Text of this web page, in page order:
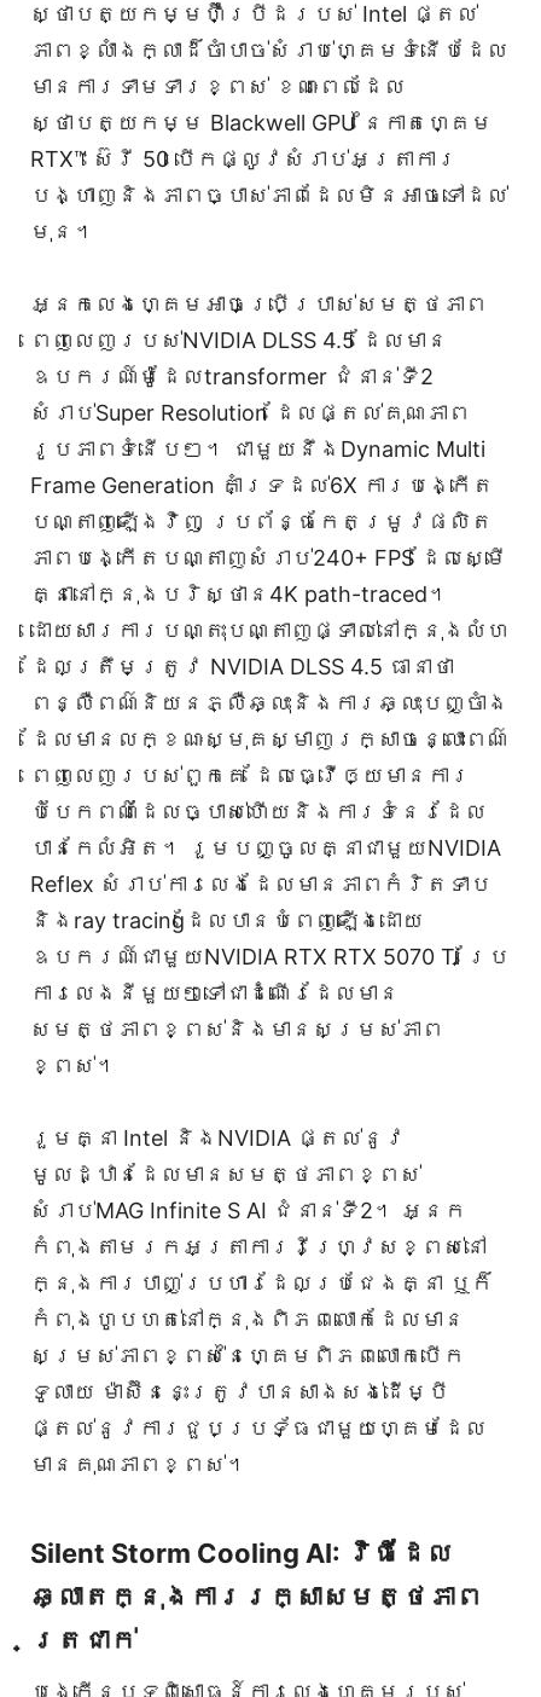
ស្ថាបត្យកម្មហ៊ឺប្រីដរបស់ Intel ផ្តល់
ភាពខ្លាំងក្លាដ៏ចាំបាច់សំរាប់ហ្គេមទំនើបដែល
មានការទាមទារខ្ពស់ ខណៈពេលដែល
ស្ថាបត្យកម្ម Blackwell GPU នៃកាតហ្គេម
RTX™ ស៊េរី 50 បើកផ្លូវសំរាប់អត្រាការ
បង្ហាញនិងភាពច្បាស់ភាពដែលមិនអាចទៅដល់
មុន។
អ្នកលេងហ្គេមអាចប្រើប្រាស់សមត្ថភាព
ពេញលេញរបស់NVIDIA DLSS 4.5 ដែលមាន
ឧបករណ៍ម៉ូដែលtransformer ជំនាន់ទី2
សំរាប់Super Resolution ដែលផ្តល់គុណភាព
រូបភាពទំនើបៗ។ ជាមួយនឹងDynamic Multi
Frame Generation គាំទ្រដល់6X ការបង្កើត
បណ្តាញឡើងវិញ ប្រព័ន្ធកែតម្រូវផលិត
ភាពបង្កើតបណ្តាញសំរាប់240+ FPS ដែលស្មើ
គ្នានៅក្នុងបរិស្ថាន4K path-traced។
ដោយសារការបណ្តុះបណ្តាញផ្ទាល់នៅក្នុងលំហ
ដែលត្រឹមត្រូវ NVIDIA DLSS 4.5 ធានាថា
ពន្លឺពណ៌និយនភ្លឺឆ្លុះនិងការឆ្លុះបញ្ចាំង
ដែលមានលក្ខណៈស្មុគស្មាញរក្សាចន្លោះពណ៌
ពេញលេញរបស់ពួកគេ ដែលធ្វើឲ្យមានការ
បំបែកពណ៌ដែលច្បាស់ហើយនិងការទំនេរដែល
បានកែលំអិត។ រួមបញ្ចូលគ្នាជាមួយNVIDIA
Reflex សំរាប់ការលេងដែលមានភាពកំរិតទាប
និងray tracingដែលបានបំពេញឡើងដោយ
ឧបករណ៍ជាមួយNVIDIA RTX RTX 5070 Ti ប្រែ
ការលេងនីមួយៗទៅជាដំណើរដែលមាន
សមត្ថភាពខ្ពស់និងមានសម្រស់ភាព
ខ្ពស់។
រួមគ្នា Intel និងNVIDIA ផ្តល់នូវ
មូលដ្ឋានដែលមានសមត្ថភាពខ្ពស់
សំរាប់MAG Infinite S AI ជំនាន់ទី2។ អ្នក
កំពុងតាមរកអត្រាការរីហ្វ្រេសខ្ពស់នៅ
ក្នុងការបាញ់ប្រហារដែលប្រជែងគ្នា ឬក៏
កំពុងហូបហត់នៅក្នុងពិភពលោកដែលមាន
សម្រស់ភាពខ្ពស់នៃហ្គេមពិភពលោកបើក
ទូលាយ ម៉ាស៊ីននេះត្រូវបានសាងសង់ដើម្បី
ផ្តល់នូវការជួបប្រទ័្ធជាមួយហ្គេមដែល
មានគុណភាពខ្ពស់។
Silent Storm Cooling AI: វិធីដែល
ឆ្លាតក្នុងការរក្សាសមត្ថភាព
ត្រជាក់